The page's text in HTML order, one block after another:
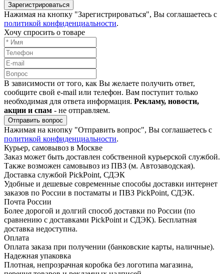
Зарегистрироваться
Нажимая на кнопку "Зарегистрироваться", Вы соглашаетесь с
политикой конфиденциальности.
Хочу спросить о товаре
В зависимости от того, как Вы желаете получить ответ,
сообщите свой e-mail или телефон. Вам поступит только
необходимая для ответа информация. Рекламу, новости,
акции и спам - не отправляем.
Отправить вопрос
Нажимая на кнопку "Отправить вопрос", Вы соглашаетесь с
политикой конфиденциальности.
Курьер, самовывоз в Москве
Заказ может быть доставлен собственной курьерской службой.
Также возможен самовывоз из ПВЗ (м. Автозаводская).
Доставка службой PickPoint, СДЭК
Удобные и дешевые современные способы доставки интернет
заказов по России в постаматы и ПВЗ PickPoint, СДЭК.
Почта России
Более дорогой и долгий способ доставки по России (по
сравнению с доставками PickPoint и СДЭК). Бесплатная
доставка недоступна.
Оплата
Оплата заказа при получении (банковские карты, наличные).
Надежная упаковка
Плотная, непрозрачная коробка без логотипа магазина,